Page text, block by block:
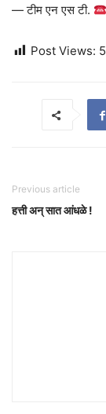
— टीम एन एस टी.
Post Views: 5
Previous article
हत्ती अन् सात आंधळे !